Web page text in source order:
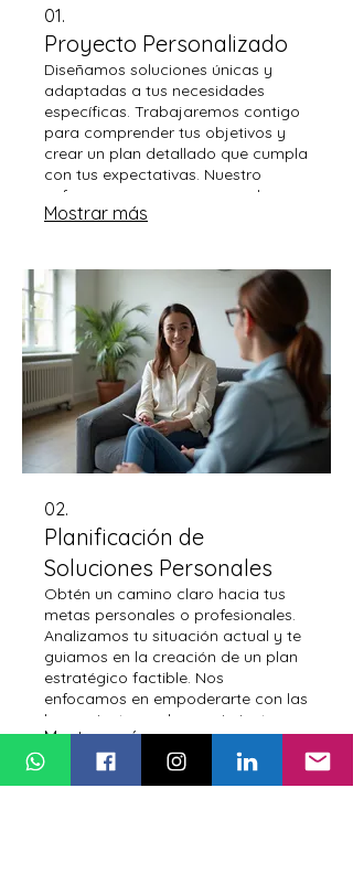
01.
Proyecto Personalizado
Diseñamos soluciones únicas y
adaptadas a tus necesidades
específicas. Trabajaremos contigo
para comprender tus objetivos y
crear un plan detallado que cumpla
con tus expectativas. Nuestro
enfoque es asegurar que cada
detalle sea cubierto para un
verdaderamente único.
Mostrar más
02.
Planificación de
Soluciones Personales
Obtén un camino claro hacia tus
metas personales o profesionales.
Analizamos tu situación actual y te
guiamos en la creación de un plan
estratégico factible. Nos
enfocamos en empoderarte con las
herramientas y el conocimiento
para lograr tus objetivos.
Mostrar más